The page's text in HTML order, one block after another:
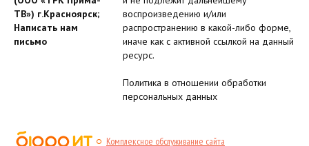
ТВ») г.Красноярск;
Написать нам
письмо
воспроизведению и/или
распространению в какой-либо форме,
иначе как с активной ссылкой на данный
ресурс.
Политика в отношении обработки
персональных данных
Комплексное обслуживание сайта